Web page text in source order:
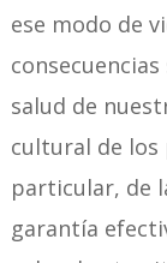
ese modo de
salud de
cultural de
particular, de
garantía